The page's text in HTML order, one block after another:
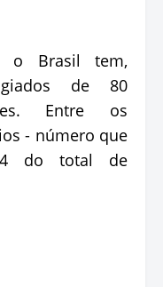
o Brasil tem,
de 80
Entre os
- número que
4 do total de